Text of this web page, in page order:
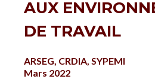
AUX
DE TRAVAIL
ARSEG, CRDIA, SYPEMI
Mars 2022